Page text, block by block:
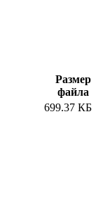
Размер
файла
699.37 КБ